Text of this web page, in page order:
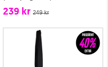
239 kr 249 kr